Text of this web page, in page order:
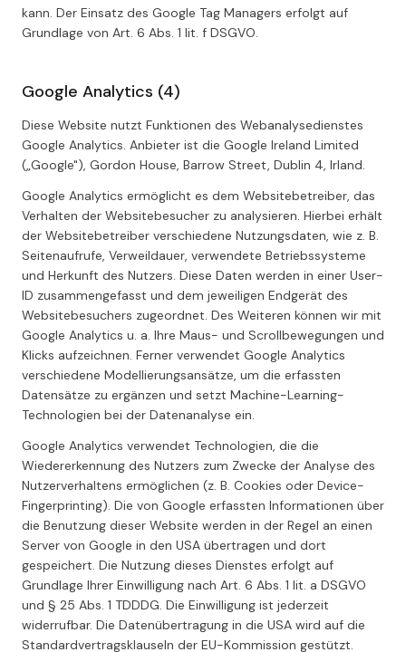
kann. Der Einsatz des Google Tag Managers erfolgt auf
Grundlage von Art. 6 Abs. 1 lit. f DSGVO.
Google Analytics (4)
Diese Website nutzt Funktionen des Webanalysedienstes
Google Analytics. Anbieter ist die Google Ireland Limited
(„Google"), Gordon House, Barrow Street, Dublin 4, Irland.
Google Analytics ermöglicht es dem Websitebetreiber, das
Verhalten der Websitebesucher zu analysieren. Hierbei erhält
der Websitebetreiber verschiedene Nutzungsdaten, wie z. B.
Seitenaufrufe, Verweildauer, verwendete Betriebssysteme
und Herkunft des Nutzers. Diese Daten werden in einer User-
ID zusammengefasst und dem jeweiligen Endgerät des
Websitebesuchers zugeordnet. Des Weiteren können wir mit
Google Analytics u. a. Ihre Maus- und Scrollbewegungen und
Klicks aufzeichnen. Ferner verwendet Google Analytics
verschiedene Modellierungsansätze, um die erfassten
Datensätze zu ergänzen und setzt Machine-Learning-
Technologien bei der Datenanalyse ein.
Google Analytics verwendet Technologien, die die
Wiedererkennung des Nutzers zum Zwecke der Analyse des
Nutzerverhaltens ermöglichen (z. B. Cookies oder Device-
Fingerprinting). Die von Google erfassten Informationen über
die Benutzung dieser Website werden in der Regel an einen
Server von Google in den USA übertragen und dort
gespeichert. Die Nutzung dieses Dienstes erfolgt auf
Grundlage Ihrer Einwilligung nach Art. 6 Abs. 1 lit. a DSGVO
und § 25 Abs. 1 TDDDG. Die Einwilligung ist jederzeit
widerrufbar. Die Datenübertragung in die USA wird auf die
Standardvertragsklauseln der EU-Kommission gestützt.